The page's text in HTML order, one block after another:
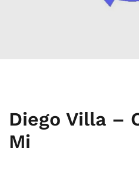
Diego Villa –
Mi